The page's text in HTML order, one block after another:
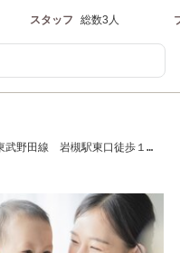
スタッフ 総数3人
武野田線 岩槻駅東口徒歩１